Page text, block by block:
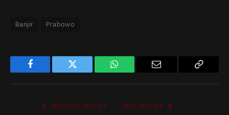
Banjir Prabowo
Facebook Twitter WhatsApp
PREVIOUS ARTICLE NEXT ARTICLE